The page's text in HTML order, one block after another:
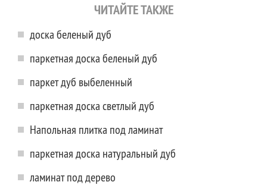
ЧИТАЙТЕ ТАКЖЕ
доска беленый дуб
паркетная доска беленый дуб
паркет дуб выбеленный
паркетная доска светлый дуб
Напольная плитка под ламинат
паркетная доска натуральный дуб
ламинат под дерево